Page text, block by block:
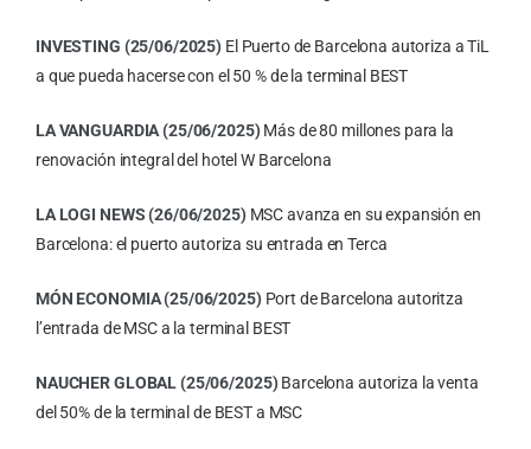
INVESTING (25/06/2025) El Puerto de Barcelona autoriza a TiL
a que pueda hacerse con el 50 % de la terminal BEST
LA VANGUARDIA (25/06/2025) Más de 80 millones para la
renovación integral del hotel W Barcelona
LALOGI NEWS (26/06/2025) MSC avanza en su expansión en
Barcelona: el puerto autoriza su entrada en Terca
MÓN ECONOMIA (25/06/2025) Port de Barcelona autoritza
l’entrada de MSC a la terminal BEST
NAUCHER GLOBAL (25/06/2025) Barcelona autoriza la venta
del 50% de la terminal de BEST a MSC